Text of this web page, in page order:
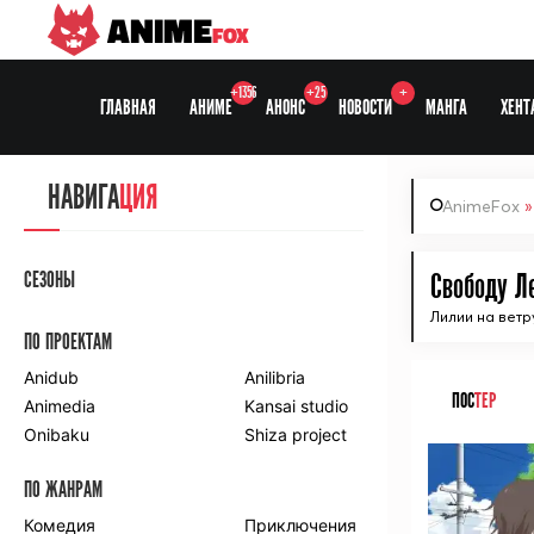
ANIMEFOX
ГЛАВНАЯ АНИМЕ
+1356
АНОНС
+25
НОВОСТИ
+
МАНГА
AnimeFox
Свободу
Лилии на
ПОСТЕР
НАВИГАЦИЯ
СЕЗОНЫ
ПО ПРОЕКТАМ
Anidub
Anilibria
Animedia
Kansai studio
Onibaku
Shiza project
ПО ЖАНРАМ
Комедия Приключения